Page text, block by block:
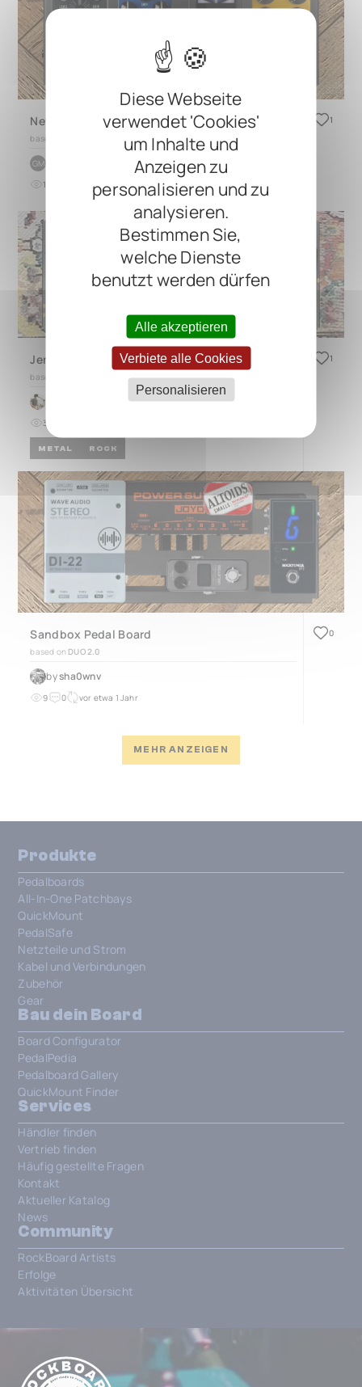
Diese Webseite
verwendet 'Cookies'
um Inhalte und
Anzeigen zu
personalisieren und zu
analysieren.
Bestimmen Sie,
welche Dienste
benutzt werden dürfen
Alle akzeptieren
Verbiete alle Cookies
Personalisieren
Newd Bíche
based on
GM
18 vor etwa 1 Monat
1
based on
Paulo Damasceno Nepomuceno
34
METAL ROCK
1
Sandbox Pedal Board
based on DUO 2.0
bysha0wnv
9 0 vor etwa 1 Jahr
0
MEHR ANZEIGEN
Produkte
Pedalboards
All-In-One Patchbays
QuickMount
PedalSafe
Netzteile und Strom
Kabel und Verbindungen
Zubehör
Gear
Bau dein Board
Board Configurator
PedalPedia
Pedalboard Gallery
QuickMount Finder
Services
Händler finden
Vertrieb finden
Häufig gestellte Fragen
Kontakt
Aktueller Katalog
News
Community
RockBoard Artists
Erfolge
Aktivitäten Übersicht